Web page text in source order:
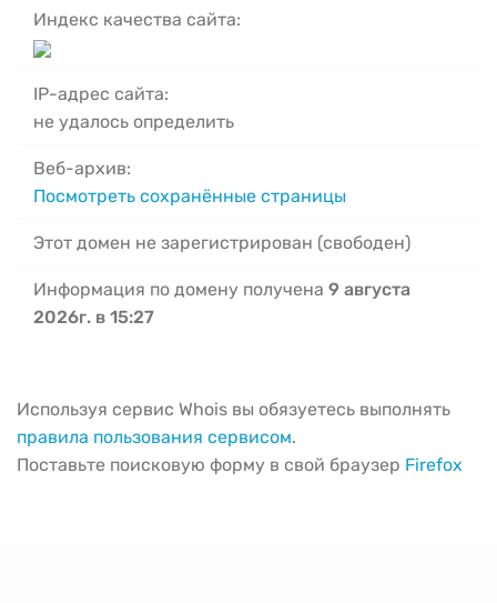
Индекс качества сайта:
IP-адрес сайта:
не удалось определить
Веб-архив:
Посмотреть сохранённые страницы
Этот домен не зарегистрирован (свободен)
Информация по домену получена 9 августа
2026г. в 15:27
Используя сервис Whois вы обязуетесь выполнять
правила пользования сервисом.
Поставьте поисковую форму в свой браузер Firefox